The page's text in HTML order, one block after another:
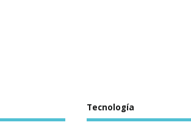
Tecnología